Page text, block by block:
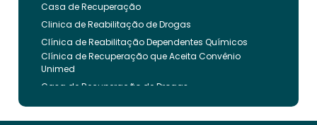
Casa de Recuperação
Clinica de Reabilitação de Drogas
Clínica de Reabilitação Dependentes Químicos
Clínica de Recuperação que Aceita Convênio
Unimed
Casa de Recuperação de Drogas
Clínica de Reabilitação de Dependentes Químicos
Clinica de Recuperação de Drogas Pelo Bradesco